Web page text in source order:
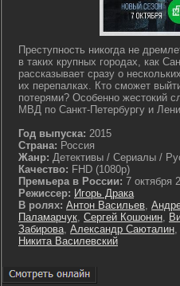
Преступность никогда не
в таких крупных городах, как
рассказывает сразу о
их перепалках. Кто сможет
потерями? Особенно жестокий
МВД по Санкт-Петербургу и
Год выпуска: 2015
Страна: Россия
Жанр: Детективы / Сериалы /
Качество: FHD (1080p)
Премьера в России: 7 октября
Режиссер: Игорь Драка
В ролях: Антон Васильев,
Паламарчук, Сергей Кошонин,
Забирова, Александр Саюталин,
Никита Василевский